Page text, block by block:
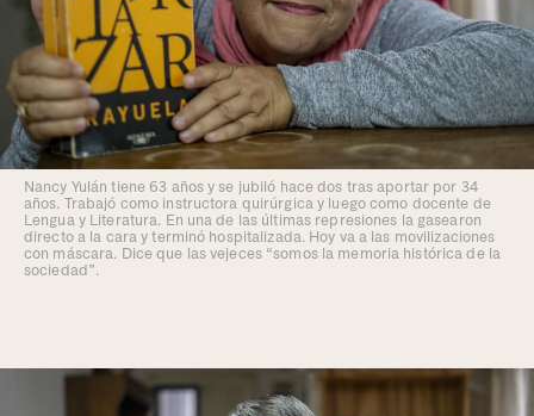
Nancy Yulán tiene 63 años y se jubiló hace dos tras aportar por 34
años. Trabajó como instructora quirúrgica y luego como docente de
Lengua y Literatura. En una de las últimas represiones la gasearon
directo a la cara y terminó hospitalizada. Hoy va a las movilizaciones
con máscara. Dice que las vejeces “somos la memoria histórica de la
sociedad”.